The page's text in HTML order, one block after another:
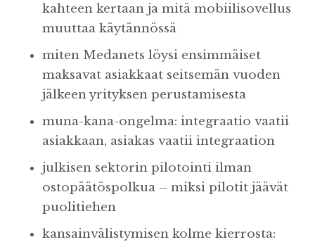
kahteen kertaan ja mitä mobiilisovellus
muuttaa käytännössä
miten Medanets löysi ensimmäiset
maksavat asiakkaat seitsemän vuoden
jälkeen yrityksen perustamisesta
muna-kana-ongelma: integraatio vaatii
asiakkaan, asiakas vaatii integraation
julkisen sektorin pilotointi ilman
ostopäätöspolkua – miksi pilotit jäävät
puolitiehen
kansainvälistymisen kolme kierrosta: